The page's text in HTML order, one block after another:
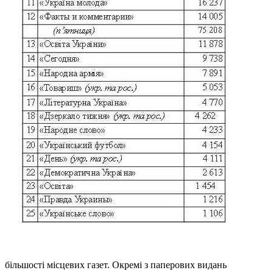
більшості місцевих газет. Окремі з паперових видань